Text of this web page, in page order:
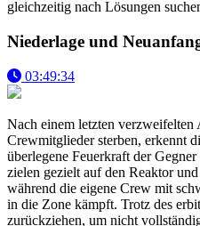
gleichzeitig nach Lösungen
Niederlage und
03:49:34
Nach einem letzten
Crewmitglieder sterben, erkennt
überlegene Feuerkraft der
zielen gezielt auf den Reaktor
während die eigene Crew mit
in die Zone kämpft. Trotz des
zurückziehen, um nicht